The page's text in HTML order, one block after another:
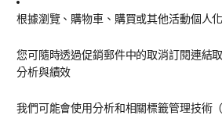
根據瀏覽、購物車、購買或其他活動個人
您可隨時透過促銷郵件中的取消訂閱連結
分析與績效
我們可能會使用分析和相關標籤管理技術